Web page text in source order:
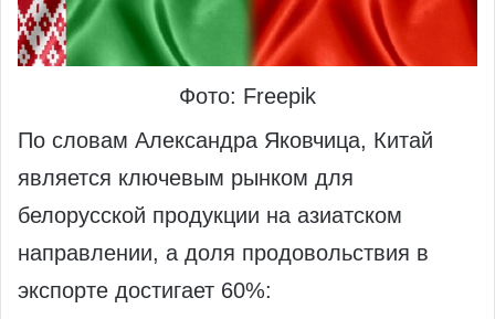
Фото: Freepik
По словам Александра Яковчица, Китай
является ключевым рынком для
белорусской продукции на азиатском
направлении, а доля продовольствия в
экспорте достигает 60%: